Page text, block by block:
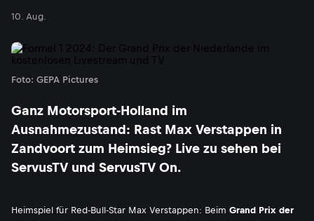
10. Aug.
Foto: GEPA Pictures
Ganz Motorsport-Holland im
Ausnahmezustand: Rast Max Verstappen in
Zandvoort zum Heimsieg? Live zu sehen bei
ServusTV und ServusTV On.
Heimspiel für Red-Bull-Star Max Verstappen: Beim Grand Prix der